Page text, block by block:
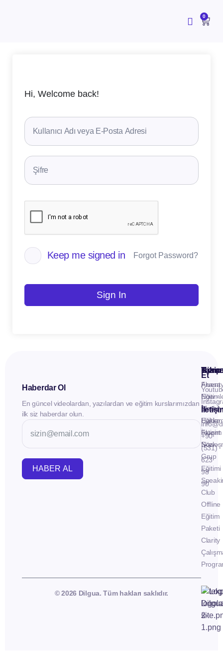
0
Hi, Welcome back!
Keep me signed in Forgot Password?
Sign In
Haberdar Ol
En güncel videolardan, yazılardan ve eğitim kurslarımızdan
ilk siz haberdar olun.
HABER AL
İletişim
Fluent
Now -
Birebir
Eğitim
Fluent
Now -
Grup
Eğitimi
Club
Offline
Eğitim
Paketi
Clarity
Takip
Et
+90
(531)
623
98
90
© 2026 Dilgua. Tüm hakları saklıdır.